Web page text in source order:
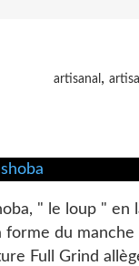
artisanal ,
" le loup " en
forme du
Full Grind